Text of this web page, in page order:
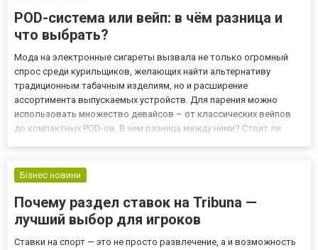
POD-система или вейп: в чём разница и
что выбрать?
Мода на электронные сигареты вызвала не только огромный
спрос среди курильщиков, желающих найти альтернативу
традиционным табачным изделиям, но и расширение
ассортимента выпускаемых устройств. Для парения можно
использовать множество девайсов – от классических вейпов
до компактных POD-ов. В чем разница между ними? Стоит ли
устройства подробно и попытаем...
Бізнес новини
Почему раздел ставок на Tribuna —
лучший выбор для игроков
Ставки на спорт — это не просто развлечение, а и возможность